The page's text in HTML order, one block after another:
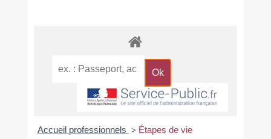
Accueil professionnels > Étapes de vie